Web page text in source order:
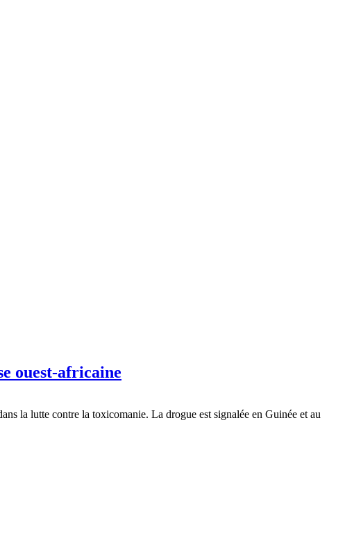
ouest-africaine
la lutte contre la toxicomanie. La drogue est signalée en Guinée et au